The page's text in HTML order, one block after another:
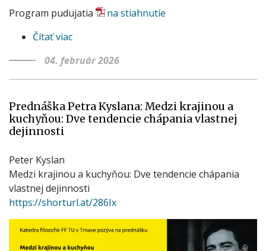
Program pudujatia
na stiahnutie
Čítať viac
2026
|
Edition
|
04. február 2026
Prednáška Petra Kyslana: Medzi krajinou a
kuchyňou: Dve tendencie chápania vlastnej
dejinnosti
Peter Kyslan
Medzi krajinou a kuchyňou: Dve tendencie chápania
vlastnej dejinnosti
https://shorturl.at/286Ix